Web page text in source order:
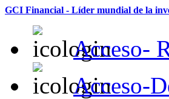
GCI Financial - Líder mundial de la
Acceso-
Acceso-